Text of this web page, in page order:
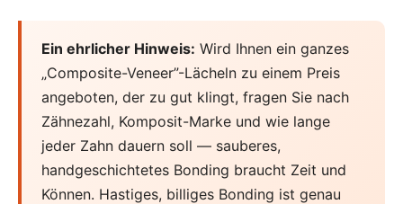
Ein ehrlicher Hinweis: Wird Ihnen ein ganzes
„Composite-Veneer”-Lächeln zu einem Preis
angeboten, der zu gut klingt, fragen Sie nach
Zähnezahl, Komposit-Marke und wie lange
jeder Zahn dauern soll — sauberes,
handgeschichtetes Bonding braucht Zeit und
Können. Hastiges, billiges Bonding ist genau